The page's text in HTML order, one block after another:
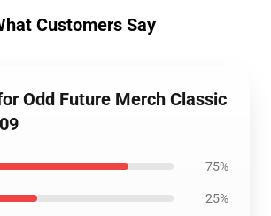
Customers Say
Odd Future Merch Classic
75%
25%